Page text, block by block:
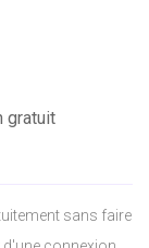
gratuit
sans faire